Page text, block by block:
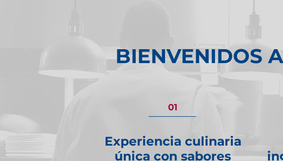
BIENVENIDOS
01
Experiencia culinaria
única con sabores